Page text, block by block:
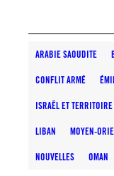
ARABIE SAOUDITE
CONFLIT ARMÉ
ISRAËL ET
LIBAN MOYEN-
NOUVELLES OMAN